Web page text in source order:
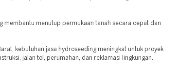
membantu menutup permukaan tanah secara cepat dan
kebutuhan jasa hydroseeding meningkat untuk proyek
jalan tol, perumahan, dan reklamasi lingkungan.